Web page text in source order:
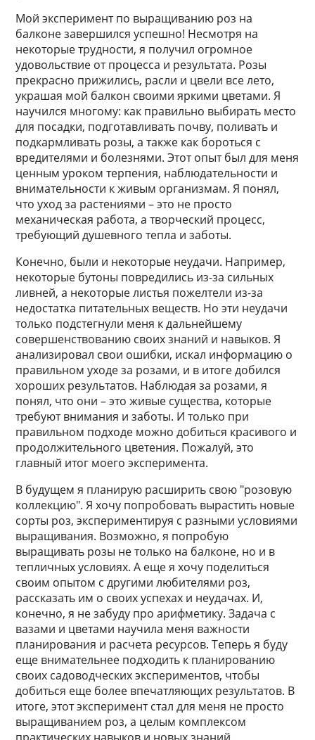
Мой эксперимент по выращиванию роз на
балконе завершился успешно! Несмотря на
некоторые трудности, я получил огромное
удовольствие от процесса и результата. Розы
прекрасно прижились, расли и цвели все лето,
украшая мой балкон своими яркими цветами. Я
научился многому: как правильно выбирать место
для посадки, подготавливать почву, поливать и
подкармливать розы, а также как бороться с
вредителями и болезнями. Этот опыт был для меня
ценным уроком терпения, наблюдательности и
внимательности к живым организмам. Я понял,
что уход за растениями – это не просто
механическая работа, а творческий процесс,
требующий душевного тепла и заботы.
Конечно, были и некоторые неудачи. Например,
некоторые бутоны повредились из-за сильных
ливней, а некоторые листья пожелтели из-за
недостатка питательных веществ. Но эти неудачи
только подстегнули меня к дальнейшему
совершенствованию своих знаний и навыков. Я
анализировал свои ошибки, искал информацию о
правильном уходе за розами, и в итоге добился
хороших результатов. Наблюдая за розами, я
понял, что они – это живые существа, которые
требуют внимания и заботы. И только при
правильном подходе можно добиться красивого и
продолжительного цветения. Пожалуй, это
главный итог моего эксперимента.
В будущем я планирую расширить свою "розовую
коллекцию". Я хочу попробовать вырастить новые
сорты роз, экспериментируя с разными условиями
выращивания. Возможно, я попробую
выращивать розы не только на балконе, но и в
тепличных условиях. А еще я хочу поделиться
своим опытом с другими любителями роз,
рассказать им о своих успехах и неудачах. И,
конечно, я не забуду про арифметику. Задача с
вазами и цветами научила меня важности
планирования и расчета ресурсов. Теперь я буду
еще внимательнее подходить к планированию
своих садоводческих экспериментов, чтобы
добиться еще более впечатляющих результатов. В
итоге, этот эксперимент стал для меня не просто
выращиванием роз, а целым комплексом